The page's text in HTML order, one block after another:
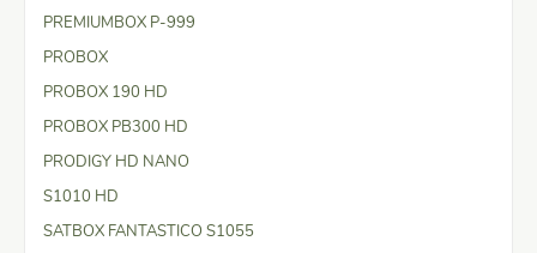
PREMIUMBOX P-999
PROBOX
PROBOX 190 HD
PROBOX PB300 HD
PRODIGY HD NANO
S1010 HD
SATBOX FANTASTICO S1055